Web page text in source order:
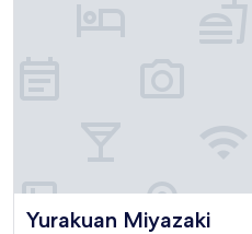
Yurakuan Miyazaki
Yurakuan Miyazaki